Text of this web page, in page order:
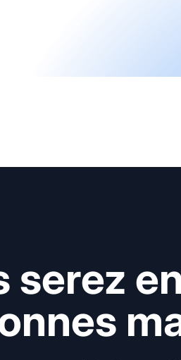
serez